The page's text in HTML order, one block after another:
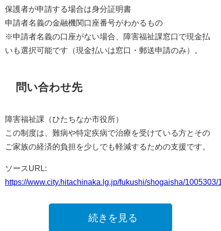
保護者が申請する場合は身分証明書
申請者名義の金融機関口座番号がわかるもの
※申請者名義の口座がない場合、障害福祉課窓口で現金払
いも選択可能です（現金払いは窓口・郵送申請のみ）。
問い合わせ先
障害福祉課（ひたちなか市役所）
この制度は、難病や特定疾病で治療を受けている方とその
ご家族の経済的負担を少しでも軽減するための支援です。
ソースURL:
https://www.city.hitachinaka.lg.jp/fukushi/shogaisha/1005303/
続きを見る